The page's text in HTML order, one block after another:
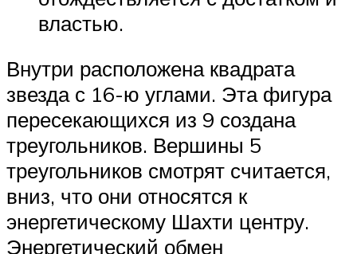
властью.
Внутри расположена квадрата
звезда с 16-ю углами. Эта фигура
пересекающихся из 9 создана
треугольников. Вершины 5
треугольников смотрят считается,
вниз, что они относятся к
энергетическому Шахти центру.
Энергетический обмен